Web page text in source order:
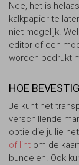
Nee, het is
kalkpapier te
niet mogelijk.
editor of een
worden bedrukt
HOE
Je kunt het
verschillende
optie die jullie
of lint om de
bundelen. Ook